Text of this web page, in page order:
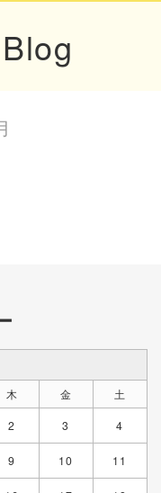
木 金 土
2 3 4
9 10 11